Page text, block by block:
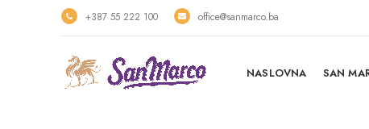
+387 55 222 100 office@sanmarco.ba
NASLOVNA SAN